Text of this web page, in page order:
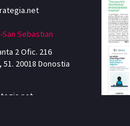
Sebastian
2 Ofic. 216
20018 Donostia